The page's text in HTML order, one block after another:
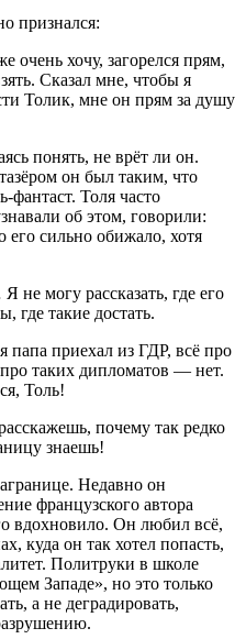
признался:
очень хочу, загорелся прям,
Сказал мне, чтобы я
Толик, мне он прям за душу
понять, не врёт ли он.
он был таким, что
фантаст. Толя часто
об этом, говорили:
сильно обижало, хотя
могу рассказать, где его
где такие достать.
приехал из ГДР, всё про
таких дипломатов — нет.
Толь!
почему так редко
знаешь!
Недавно он
французского автора
вдохновило. Он любил всё,
куда он так хотел попасть,
Политруки в школе
Западе», но это только
а не деградировать,